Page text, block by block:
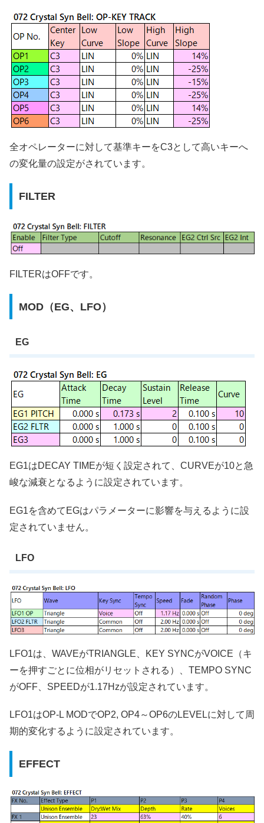
全オペレーターに対して基準キーをC3として高いキーへ
の変化量の設定がされています。
FILTER
FILTERはOFFです。
MOD（EG、LFO）
EG
EG1はDECAY TIMEが短く設定されて、CURVEが10と急
峻な減衰となるように設定されています。
EG1を含めてEGはパラメーターに影響を与えるように設
定されていません。
LFO
LFO1は、WAVEがTRIANGLE、KEY SYNCがVOICE（キ
ーを押すごとに位相がリセットされる）、TEMPO SYNC
がOFF、SPEEDが1.17Hzが設定されています。
LFO1はOP-L MODでOP2, OP4～OP6のLEVELに対して周
期的変化するように設定されています。
EFFECT